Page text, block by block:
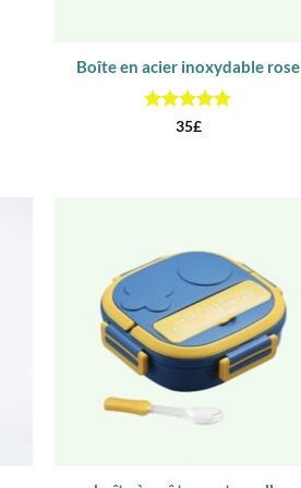
Boîte en acier inoxydable rose
Note5sur
35£